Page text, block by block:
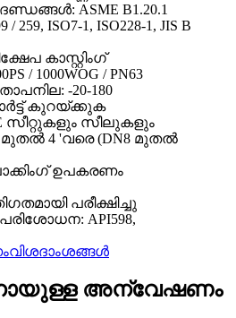
ASME B1.20.1
/ 259, ISO7-1, ISO228-1, JIS B
കാസ്റ്റിംഗ്
/ 1000WOG / PN63
-20-180
കുറയ്ക്കുക
സീറ്റുകളും സീലുകളും
മുതൽ 4 'വരെ (DN8 മുതൽ
ഉപകരണം
പരീക്ഷിച്ചു
API598,
വിശദാംശങ്ങൾ
അന്വേഷണം